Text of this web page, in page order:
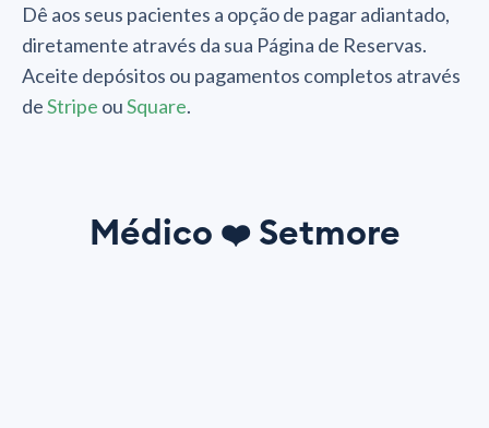
Dê aos seus pacientes a opção de pagar adiantado,
diretamente através da sua Página de Reservas.
Aceite depósitos ou pagamentos completos através
deStripe ouSquare.
Médico ❤️ Setmore